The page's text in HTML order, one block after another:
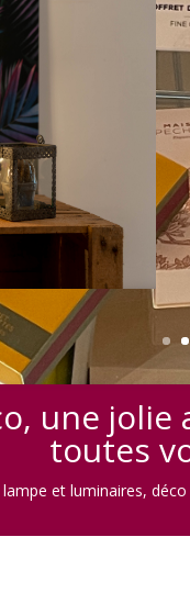
une
toutes
et luminaires,